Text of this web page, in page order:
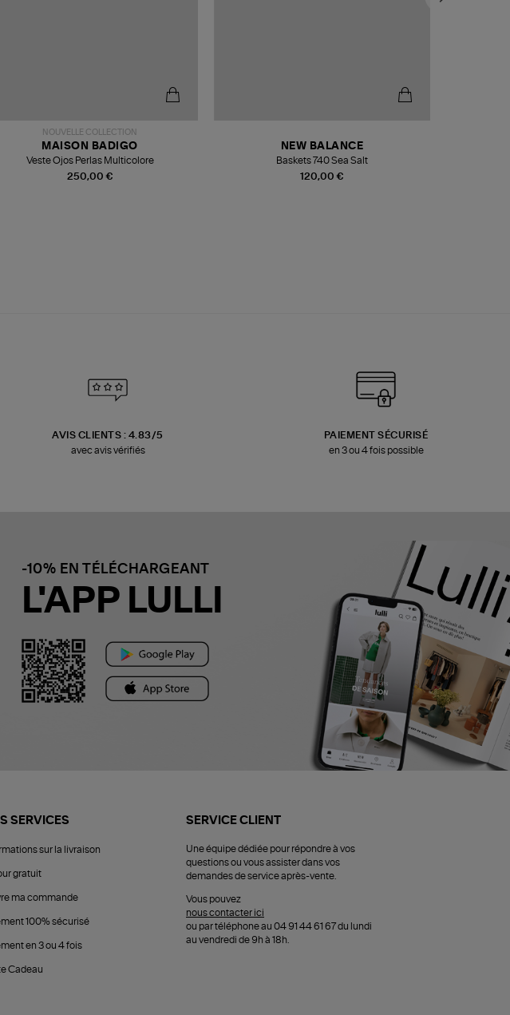
NOUVELLE COLLECTION
250,00 €
MAISON BADIGO
Veste Ojos Perlas Multicolore
120,00 €
NEW BALANCE
Baskets 740 Sea Salt
AVIS CLIENTS : 4.83/5
avec avis vérifiés
PAIEMENT SÉCURISÉ
en 3 ou 4 fois possible
-10% EN TÉLÉCHARGEANT
L'APP LULLI
SERVICES
sur la livraison
gratuit
ma commande
100% sécurisé
en 3 ou 4 fois
Cadeau
SERVICE CLIENT
Une équipe dédiée pour répondre à vos
questions ou vous assister dans vos
demandes de service après-vente.
Vous pouvez
nous contacter ici
ou par téléphone au 04 91 44 61 67 du lundi
au vendredi de 9h à 18h.